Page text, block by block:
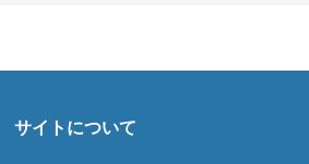
サイトについて